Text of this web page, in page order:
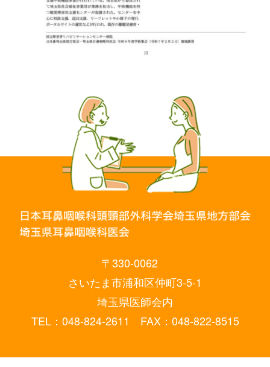
〒330-0062
さいたま市浦和区仲町3-5-1
埼玉県医師会内
TEL：048-824-2611 FAX：048-822-8515